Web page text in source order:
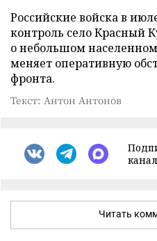
Российские войска в
контроль село Красный
о небольшом населенном
меняет оперативную
фронта.
Текст: Антон Антонов
Читать